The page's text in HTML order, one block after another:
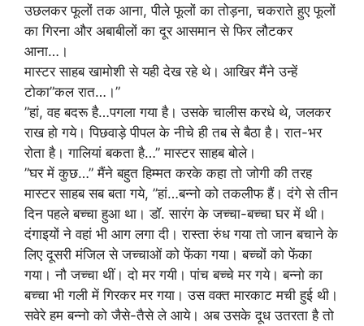
उछलकर फूलों तक आना, पीले फूलों का तोड़ना, चकराते हुए फूलों
का गिरना और अबाबीलों का दूर आसमान से फिर लौटकर
आना…।
मास्टर साहब खामोशी से यही देख रहे थे। आखिर मैंने उन्हें
टोका”कल रात…।”
”हां, वह बदरू है…पगला गया है। उसके चालीस करधे थे, जलकर
राख हो गये। पिछवाड़े पीपल के नीचे ही तब से बैठा है। रात-भर
रोता है। गालियां बकता है…” मास्टर साहब बोले।
”घर में कुछ…” मैंने बहुत हिम्मत करके कहा तो जोगी की तरह
मास्टर साहब सब बता गये, ”हां…बन्नो को तकलीफ हैं। दंगे से तीन
दिन पहले बच्चा हुआ था। डॉ. सारंग के जच्चा-बच्चा घर में थी।
दंगाइयों ने वहां भी आग लगा दी। रास्ता रुंध गया तो जान बचाने के
लिए दूसरी मंजिल से जच्चाओं को फेंका गया। बच्चों को फेंका
गया। नौ जच्चा थीं। दो मर गयी। पांच बच्चे मर गये। बन्नो का
बच्चा भी गली में गिरकर मर गया। उस वक्त मारकाट मची हुई थी।
सवेरे हम बन्नो को जैसे-तैसे ले आये। अब उसके दूध उतरता है तो